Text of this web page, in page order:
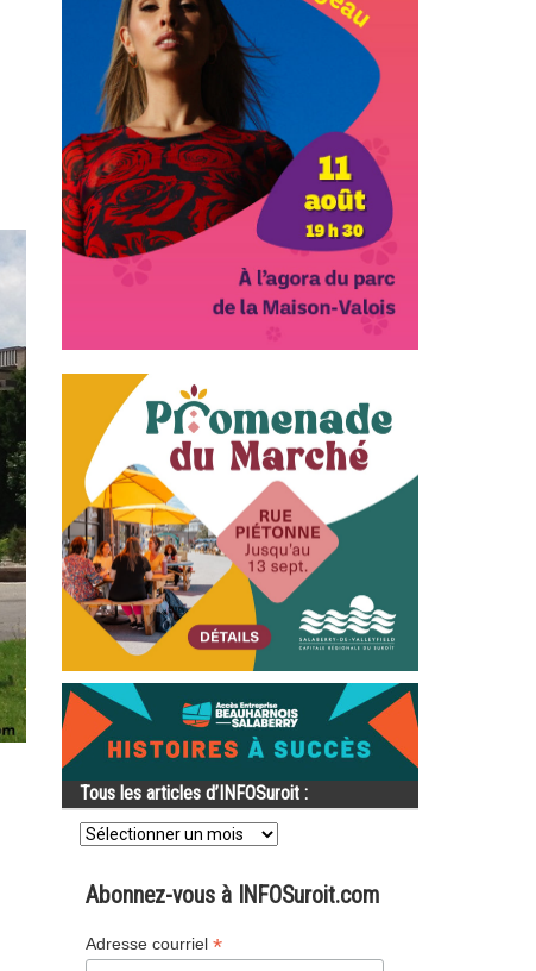
Tous les articles d’INFOSuroit :
Tous
les
d’INFOSuroit
Abonnez-vous à INFOSuroit.com
Adresse courriel *